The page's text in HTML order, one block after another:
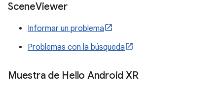
SceneViewer
Informar un problema
Problemas con la búsqueda
Muestra de Hello Android XR